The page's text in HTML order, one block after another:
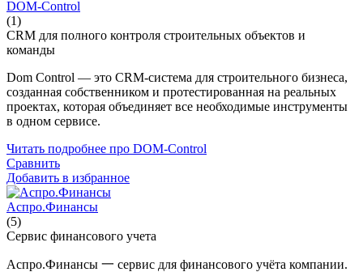
DOM-Control
(1)
CRM для полного контроля строительных объектов и
команды
Dom Control — это CRM-система для строительного бизнеса,
созданная собственником и протестированная на реальных
проектах, которая объединяет все необходимые инструменты
в одном сервисе.
Читать подробнее про DOM-Control
Сравнить
Добавить в избранное
Аспро.Финансы
(5)
Сервис финансового учета
Аспро.Финансы 一 сервис для финансового учёта компании.